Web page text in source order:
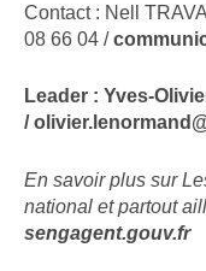
Contact : Nell
08 66 04 /
Leader : Yves-
/
En savoir plus sur
national et partout
sengagent.gouv.fr